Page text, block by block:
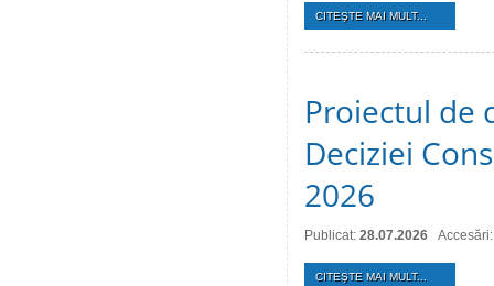
CITEŞTE MAI MULT...
Proiectul de
Deciziei
2026
Publicat: 28.07.2026
CITEŞTE MAI MULT...